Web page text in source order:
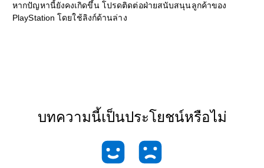
หากปัญหานี้ยังคงเกิดขึ้น โปรดติดต่อฝ่ายสนับสนุนลูกค้าของ
PlayStation โดยใช้ลิงก์ด้านล่าง
บทความนี้เป็นประโยชน์หรือไม่